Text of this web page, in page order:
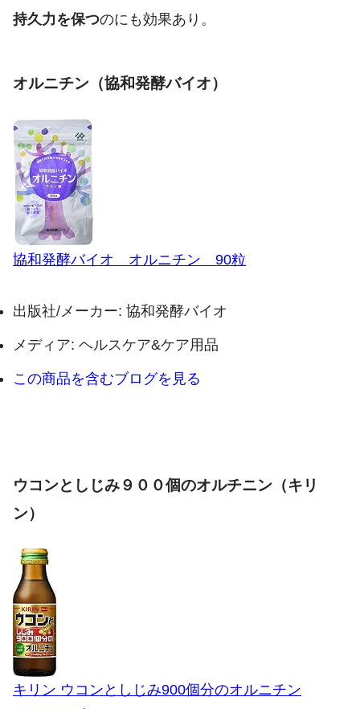
持久力を保つのにも効果あり。
オルニチン（協和発酵バイオ）
協和発酵バイオ オルニチン 90粒
出版社/メーカー: 協和発酵バイオ
メディア: ヘルスケア&ケア用品
この商品を含むブログを見る
ウコンとしじみ９００個のオルチニン（キリ
ン）
キリン ウコンとしじみ900個分のオルニチン